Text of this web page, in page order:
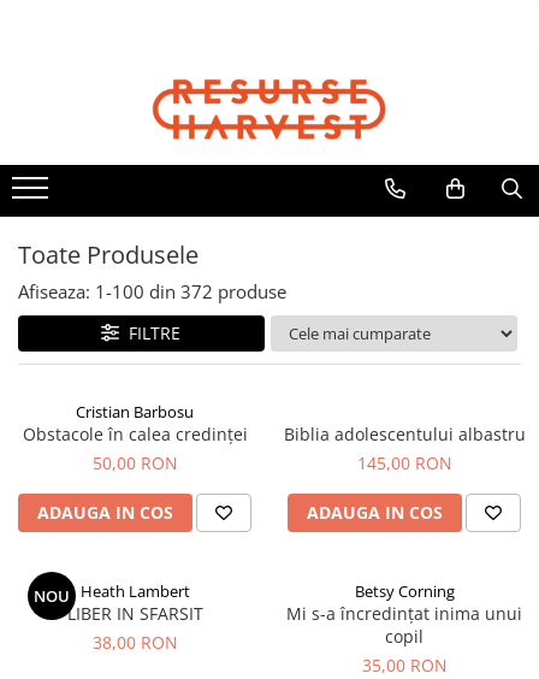
Cărți pentru Copii
Biblii pentru Copii
Viața Creștină
Viața Creștină
Creștere Spirituală
Rugăciune
Lupta Spirituală
Încurajare în Suferință
Cărți de Jocuri și Activități
Viața de Familie
Prietenie, Logodnă și Căsătorie
Bărbați
Cărți de Colorat
Biblia Dumitru Cornilescu
Biblia NTR
Biblia pentru Femei
Biblia pentru Adolescenți
Jocuri
DVD Cartea Cărților
Jurnale
Șepci
Căni, Pixuri, Brelocuri
Toate Produsele
Afiseaza: 1-100 din 372 produse
FILTRE
Cristian Barbosu
Obstacole în calea credinței
50,00 RON
ADAUGA IN COS
Biblia adolescentului albastru
145,00 RON
ADAUGA IN COS
NOU Heath Lambert
LIBER IN SFARSIT
38,00 RON
Betsy Corning
Mi s-a încredințat inima unui
copil
35,00 RON